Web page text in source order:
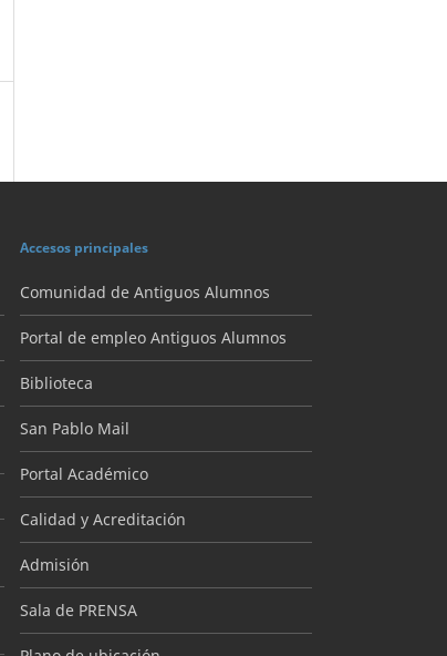
Accesos principales
Comunidad de Antiguos Alumnos
Portal de empleo Antiguos Alumnos
Biblioteca
San Pablo Mail
Portal Académico
Calidad y Acreditación
Admisión
Sala de PRENSA